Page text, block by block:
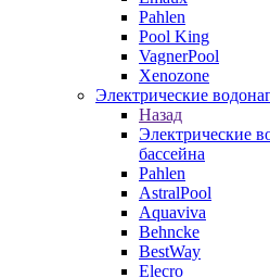
Pahlen
Pool King
VagnerPool
Xenozone
Электрические
Назад
Электрические
бассейна
Pahlen
AstralPool
Aquaviva
Behncke
BestWay
Elecro